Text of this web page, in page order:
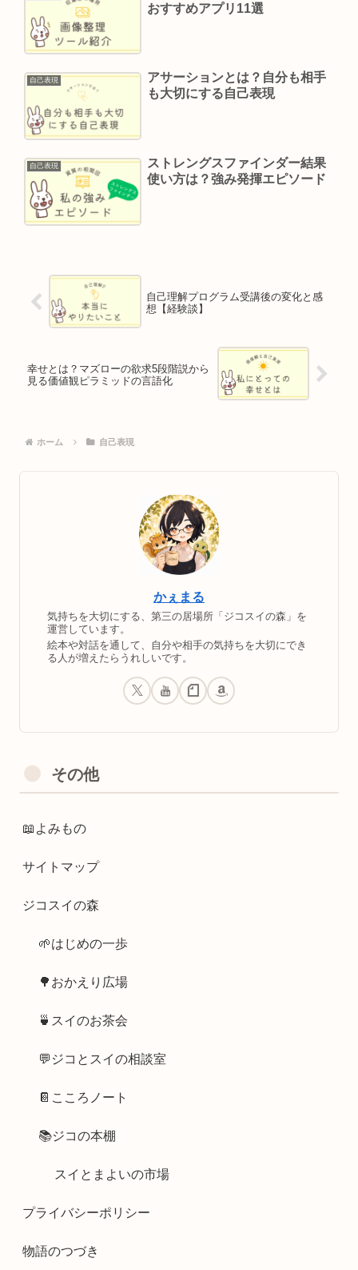
おすすめアプリ11選
自己表現
アサーションとは？自分も相手
も大切にする自己表現
自己表現
ストレングスファインダー結果
使い方は？強み発揮エピソード
自己理解プログラム受講後の変化と感
想【経験談】
幸せとは？マズローの欲求5段階説から
見る価値観ピラミッドの言語化
ホーム 自己表現
かぇまる
気持ちを大切にする、第三の居場所「ジコスイの森」を
運営しています。
絵本や対話を通して、自分や相手の気持ちを大切にでき
る人が増えたらうれしいです。
その他
📖よみもの
サイトマップ
ジコスイの森
🌱はじめの一歩
🌳おかえり広場
🍵スイのお茶会
💬ジコとスイの相談室
📔こころノート
📚ジコの本棚
スイとまよいの市場
プライバシーポリシー
物語のつづき